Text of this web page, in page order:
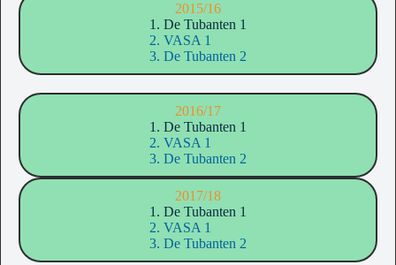
2015/16
1. De Tubanten 1
2. VASA 1
3. De Tubanten 2
2016/17
1. De Tubanten 1
2. VASA 1
3. De Tubanten 2
2017/18
1. De Tubanten 1
2. VASA 1
3. De Tubanten 2